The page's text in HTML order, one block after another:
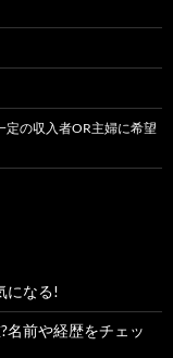
定の収入者OR主婦に希望
になる!
名前や経歴をチェッ